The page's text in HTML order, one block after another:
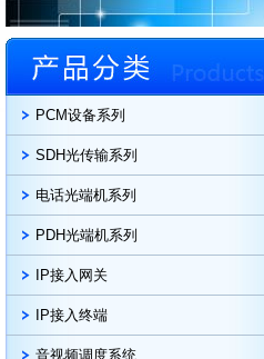
PCM设备系列
SDH光传输系列
电话光端机系列
PDH光端机系列
IP接入网关
IP接入终端
音视频调度系统